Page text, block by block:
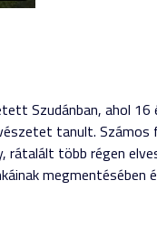
Szudánban, ahol
tanult.
rátalált több régen
megmentésében